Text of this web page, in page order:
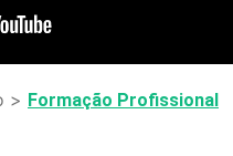
> Formação Profissional